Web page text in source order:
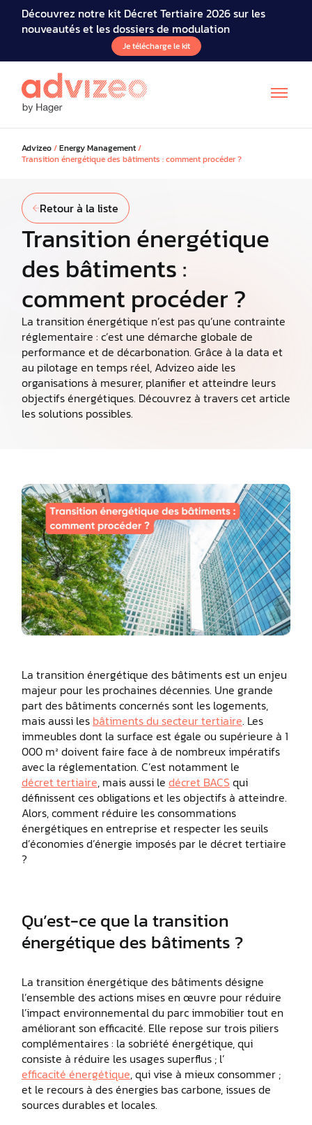
Découvrez notre kit Décret Tertiaire 2026 sur les
nouveautés et les dossiers de modulation
Je télécharge le kit
EN
Advizeo/Energy Management/
Transition énergétique des bâtiments : comment procéder ?
Retour à la liste
Transition énergétique
des bâtiments :
comment procéder ?
La transition énergétique n’est pas qu’une contrainte
réglementaire : c’est une démarche globale de
performance et de décarbonation. Grâce à la data et
au pilotage en temps réel, Advizeo aide les
organisations à mesurer, planifier et atteindre leurs
objectifs énergétiques. Découvrez à travers cet article
les solutions possibles.
La transition énergétique des bâtiments est un enjeu
majeur pour les prochaines décennies. Une grande
part des bâtiments concernés sont les logements,
mais aussi les bâtiments du secteur tertiaire. Les
immeubles dont la surface est égale ou supérieure à 1
000 m² doivent faire face à de nombreux impératifs
avec la réglementation. C’est notamment le
décret tertiaire, mais aussi le décret BACS qui
définissent ces obligations et les objectifs à atteindre.
Alors, comment réduire les consommations
énergétiques en entreprise et respecter les seuils
d’économies d’énergie imposés par le décret tertiaire
?
Qu’est-ce que la transition
énergétique des bâtiments ?
La transition énergétique des bâtiments désigne
l’ensemble des actions mises en œuvre pour réduire
l’impact environnemental du parc immobilier tout en
améliorant son efficacité. Elle repose sur trois piliers
complémentaires : la sobriété énergétique, qui
consiste à réduire les usages superflus ; l’
efficacité énergétique, qui vise à mieux consommer ;
et le recours à des énergies bas carbone, issues de
sources durables et locales.